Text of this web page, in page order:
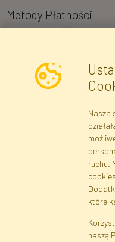
Metody Płatności
Dane rejestrowe
Pomoc
Nasza
ruchu.
które
naszą